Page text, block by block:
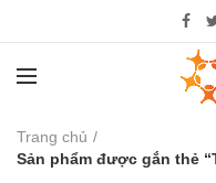
Trang chủ
Sản phẩm được gắn thẻ